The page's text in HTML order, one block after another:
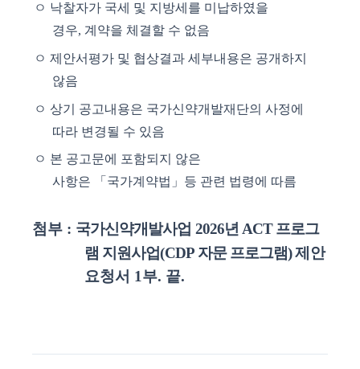
ㅇ 낙찰자가 국세 및 지방세를 미납하였을
경우, 계약을 체결할 수 없음
ㅇ제안서평가 및 협상결과 세부내용은 공개하지
않음
ㅇ 상기 공고내용은 국가신약개발재단의 사정에
따라 변경될 수 있음
ㅇ 본 공고문에 포함되지 않은
사항은
「 국가계약법 」 등 관련 법령에 따름
첨부 : 국가신약개발사업 2026년 ACT프로그
램 지원사업(CDP 자문 프로그램)제안
요청서 1부. 끝.